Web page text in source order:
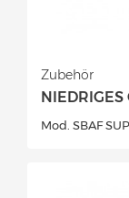
NIEDRIGES
Zubehör
Mod. SBAF SUP